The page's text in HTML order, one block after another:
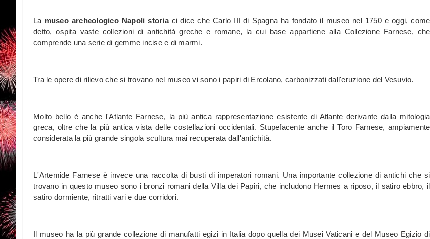
La museo archeologico Napoli storiaci dice che Carlo III di Spagna ha fondato il museo nel 1750 e oggi, come
detto, ospita vaste collezioni di antichità greche e romane, la cui base appartiene alla Collezione Farnese, che
comprende una serie di gemme incise e di marmi.
Tra le opere di rilievo che si trovano nel museo vi sono i papiri di Ercolano, carbonizzati dall'eruzione del Vesuvio.
Molto bello è anche l'Atlante Farnese, la più antica rappresentazione esistente di Atlante derivante dalla mitologia
greca, oltre che la più antica vista delle costellazioni occidentali. Stupefacente anche il Toro Farnese, ampiamente
considerata la più grande singola scultura mai recuperata dall'antichità.
L'Artemide Farnese è invece una raccolta di busti di imperatori romani. Una importante collezione di antichi che si
trovano in questo museo sono i bronzi romani della Villa dei Papiri, che includono Hermes a riposo, il satiro ebbro, il
satiro dormiente, ritratti vari e due corridori.
Il museo ha la più grande collezione di manufatti egizi in Italia dopo quella dei Musei Vaticani e del Museo Egizio di